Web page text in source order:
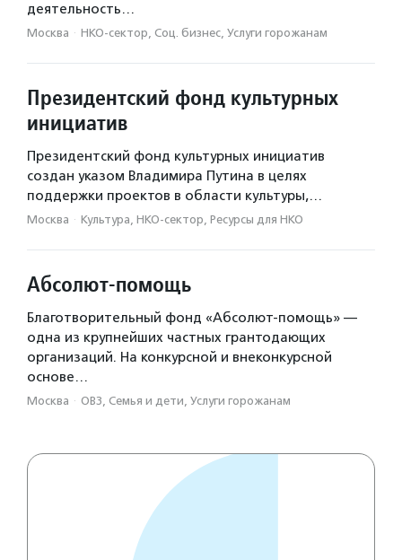
деятельность…
Москва · НКО-сектор, Соц. бизнес, Услуги горожанам
Президентский фонд культурных
инициатив
Президентский фонд культурных инициатив
создан указом Владимира Путина в целях
поддержки проектов в области культуры,…
Москва · Культура, НКО-сектор, Ресурсы для НКО
Абсолют-помощь
Благотворительный фонд «Абсолют-помощь» —
одна из крупнейших частных грантодающих
организаций. На конкурсной и внеконкурсной
основе…
Москва · ОВЗ, Семья и дети, Услуги горожанам